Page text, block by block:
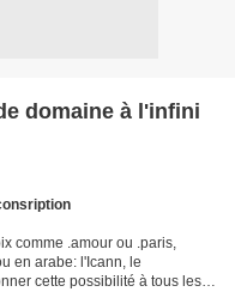
domaine à l'infini
comme .amour ou .paris,
en arabe: l'Icann, le
cette possibilité à tous les